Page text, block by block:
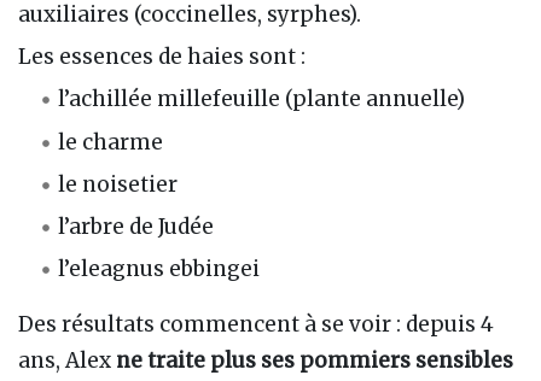
auxiliaires (coccinelles, syrphes).
Les essences de haies sont :
l’achillée millefeuille (plante annuelle)
le charme
le noisetier
l’arbre de Judée
l’eleagnus ebbingei
Des résultats commencent à se voir : depuis 4
ans, Alex ne traite plus ses pommiers sensibles